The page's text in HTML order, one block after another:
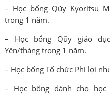
– Học bổng Qũy Kyoritsu
trong 1 năm.
– Học bổng Qũy giáo
Yên/tháng trong 1 năm.
– Học bổng Tổ chức Phi lợi
– Học bổng dành cho